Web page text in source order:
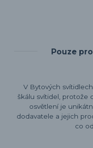
Pouze
V Bytových
škálu svítidel, protože
osvětlení je
dodavatele a jejich
co